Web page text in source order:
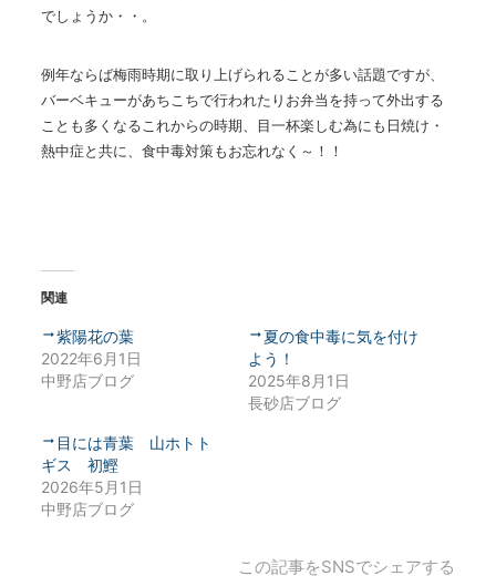
でしょうか・・。
例年ならば梅雨時期に取り上げられることが多い話題ですが、
バーベキューがあちこちで行われたりお弁当を持って外出する
ことも多くなるこれからの時期、目一杯楽しむ為にも日焼け・
熱中症と共に、食中毒対策もお忘れなく～！！
関連
紫陽花の葉
2022年6月1日
中野店ブログ
夏の食中毒に気を付け
よう！
2025年8月1日
長砂店ブログ
目には青葉 山ホトト
ギス 初鰹
2026年5月1日
中野店ブログ
この記事をSNSでシェアする